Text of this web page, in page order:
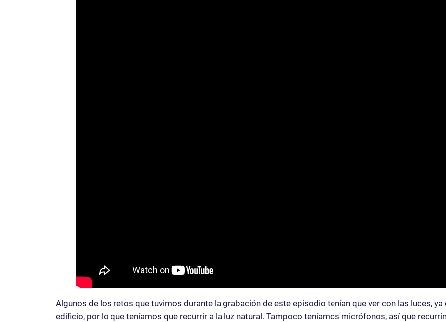
Algunos de los retos que tuvimos durante la grabación de este episodio tenían que ver con las luces,
edificio, por lo que teníamos que recurrir a la luz natural. Tampoco teníamos micrófonos, así que